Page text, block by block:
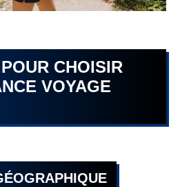
CHOISIR
VOYAGE